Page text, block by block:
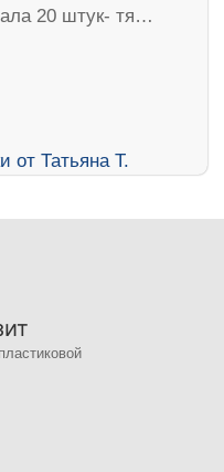
20 штук- тя…